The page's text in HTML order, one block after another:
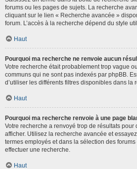
forums ou les pages de sujets. La recherche
cliquant sur le lien « Recherche avancée »
forum. L’accès à la recherche dépend du style
Haut
Pourquoi ma recherche ne renvoie aucun
Votre recherche était probablement trop vague
communs qui ne sont pas indexés par phpBB.
d’utiliser les différents filtres disponibles dans la
Haut
Pourquoi ma recherche renvoie à une page
Votre recherche a renvoyé trop de résultats
afficher. Utilisez la recherche avancée et
termes employés et dans la sélection des
effectuer une recherche.
Haut